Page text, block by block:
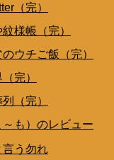
（完）
様帳（完）
ウチご飯（完）
完）
（完）
も）のレビュー
言う勿れ